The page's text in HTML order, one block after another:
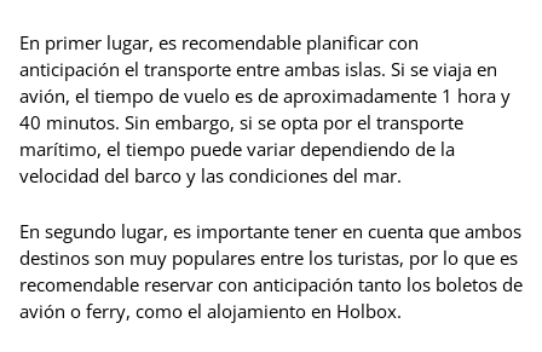
En primer lugar, es recomendable planificar con
anticipación el transporte entre ambas islas. Si se viaja en
avión, el tiempo de vuelo es de aproximadamente 1 hora y
40 minutos. Sin embargo, si se opta por el transporte
marítimo, el tiempo puede variar dependiendo de la
velocidad del barco y las condiciones del mar.
En segundo lugar, es importante tener en cuenta que ambos
destinos son muy populares entre los turistas, por lo que es
recomendable reservar con anticipación tanto los boletos de
avión o ferry, como el alojamiento en Holbox.